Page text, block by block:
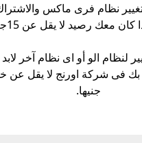
نظام فرى ماكس
معك رصيد لا يقل عن 15جنية،
لنظام الو أو اى نظام آخر
فى شركة اورنج لا يقل عن
جنيها.